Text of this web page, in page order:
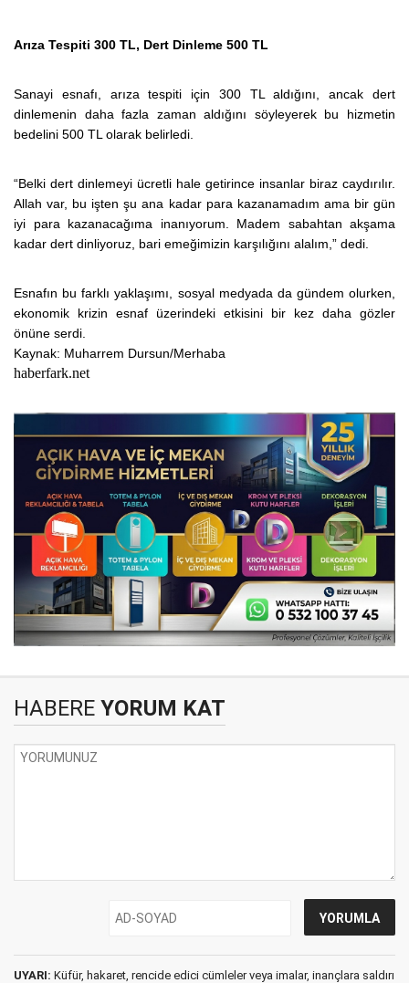
Arıza Tespiti 300 TL, Dert Dinleme 500 TL
Sanayi esnafı, arıza tespiti için 300 TL aldığını, ancak dert
dinlemenin daha fazla zaman aldığını söyleyerek bu hizmetin
bedelini 500 TL olarak belirledi.
“Belki dert dinlemeyi ücretli hale getirince insanlar biraz caydırılır.
Allah var, bu işten şu ana kadar para kazanamadım ama bir gün
iyi para kazanacağıma inanıyorum. Madem sabahtan akşama
kadar dert dinliyoruz, bari emeğimizin karşılığını alalım,” dedi.
Esnafın bu farklı yaklaşımı, sosyal medyada da gündem olurken,
ekonomik krizin esnaf üzerindeki etkisini bir kez daha gözler
önüne serdi.
Kaynak: Muharrem Dursun/Merhaba
haberfark.net
HABERE YORUM KAT
UYARI: Küfür, hakaret, rencide edici cümleler veya imalar, inançlara saldırı